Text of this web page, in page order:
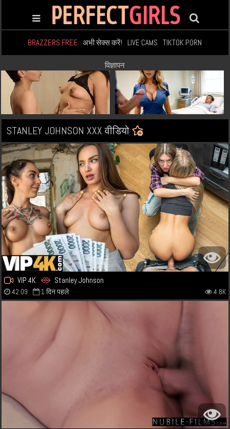
BRAZZERS FREE अभी सेक्स करें! LIVE CAMS TIKTOK PORN
विज्ञापन
STANLEY JOHNSON XXX वीडियो
VIP 4K Stanley Johnson
42:09 1 दिन पहले 4.8K